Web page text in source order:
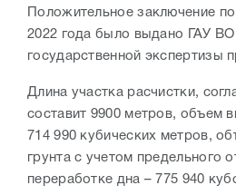
Положительное заключение
2022 года было выдано ГАУ ВО
государственной экспертизы
Длина участка расчистки,
составит 9900 метров, объем
714 990 кубических метров,
грунта с учетом предельного
переработке дна – 775 940